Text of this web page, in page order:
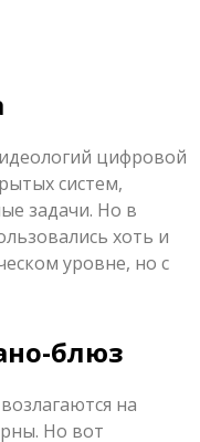
цифровой
систем,
задачи. Но в
хоть и
уровне, но с
блюз
на
Но вот